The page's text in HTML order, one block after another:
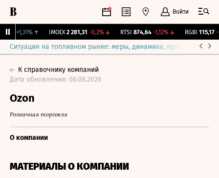
Войти
+1,31% ↑ IMOEX 2 281,31 -0,2%↓ RTSI 874,64 -1,12%↓ RGBI 115,17 -
Ситуация на топливном рынке: меры, динамика, прогнозы
К справочнику компаний
Дата обновления: 06.08.2026
Ozon
Розничная торговля
О компании
МАТЕРИАЛЫ О КОМПАНИИ